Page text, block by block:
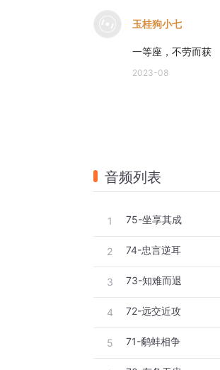
玉桂狗小七
一等座，不劳而获
2023-08
音频列表
1 75-坐享其成
2 74-忠言逆耳
3 73-知难而退
4 72-远交近攻
5 71-鹬蚌相争